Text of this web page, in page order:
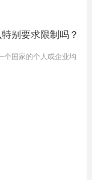
别要求限制吗？
个国家的个人或企业均